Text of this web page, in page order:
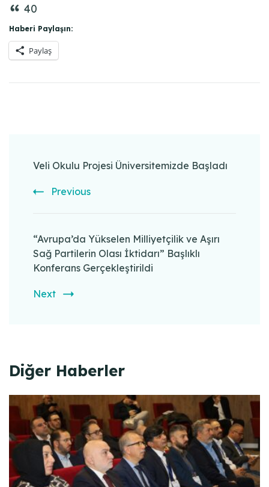
40
Haberi Paylaşın:
Paylaş
Navigation
Veli Okulu Projesi Üniversitemizde Başladı
Previous
“Avrupa’da Yükselen Milliyetçilik ve Aşırı
Sağ Partilerin Olası İktidarı” Başlıklı
Konferans Gerçekleştirildi
Next
Diğer Haberler